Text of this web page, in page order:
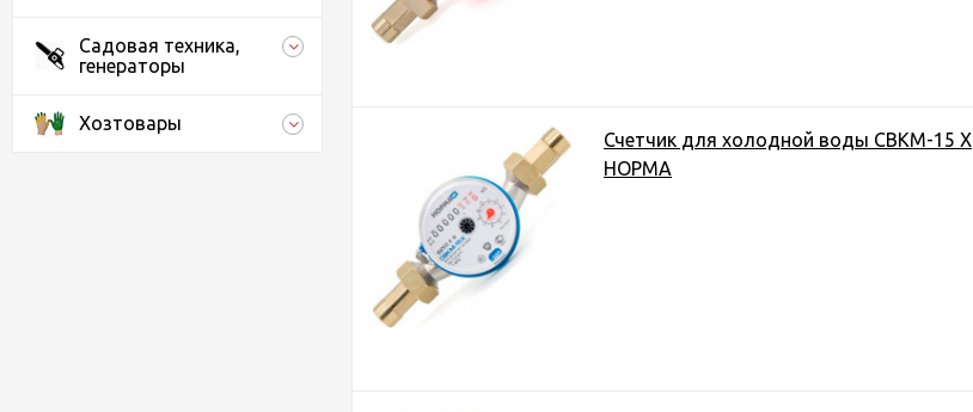
Садовая техника,
генераторы
Хозтовары
Счетчик для холодной воды СВКМ-15 Х
НОРМА